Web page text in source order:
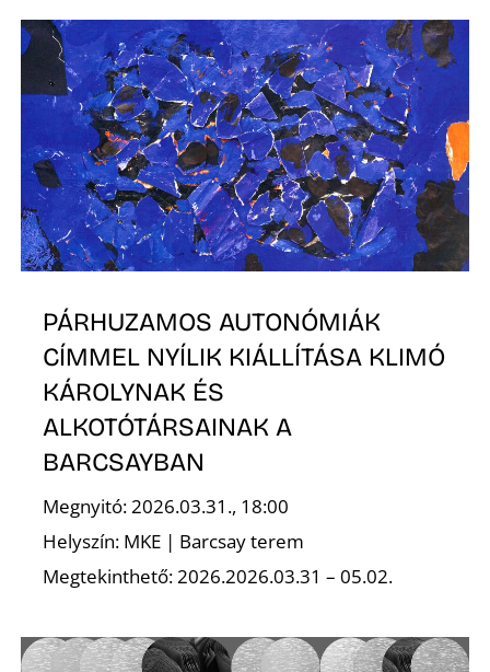
PÁRHUZAMOS AUTONÓMIÁK
CÍMMEL NYÍLIK KIÁLLÍTÁSA KLIMÓ
KÁROLYNAK ÉS
ALKOTÓTÁRSAINAK A
BARCSAYBAN
Megnyitó: 2026.03.31., 18:00
Helyszín: MKE | Barcsay terem
Megtekinthető: 2026.2026.03.31 – 05.02.